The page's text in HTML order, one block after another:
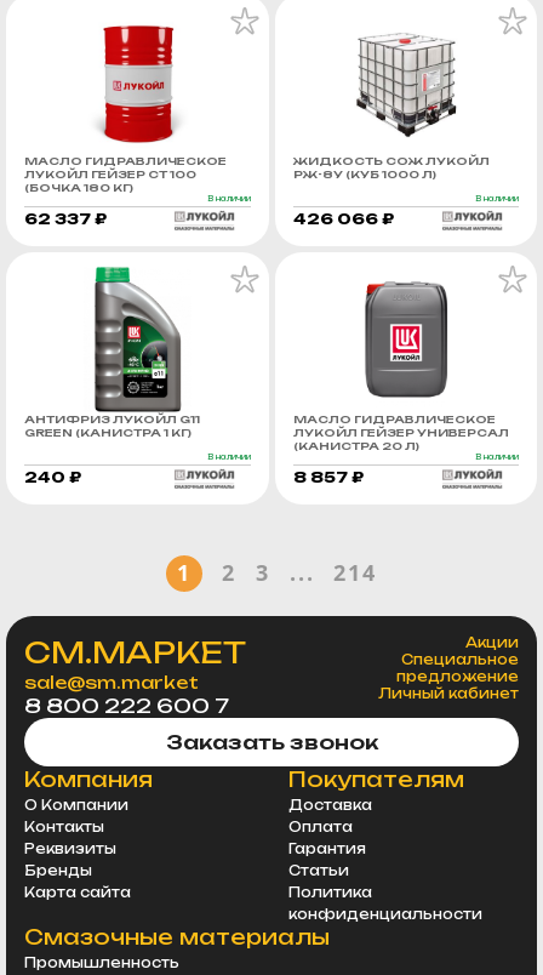
МАСЛО ГИДРАВЛИЧЕСКОЕ
ЛУКОЙЛ ГЕЙЗЕР СТ 100
(БОЧКА 180 КГ)
В наличии
62 337 ₽
ЖИДКОСТЬ СОЖ ЛУКОЙЛ
РЖ-8У (КУБ 1000 Л)
В наличии
426 066 ₽
АНТИФРИЗ ЛУКОЙЛ G11
GREEN (КАНИСТРА 1 КГ)
В наличии
240 ₽
МАСЛО ГИДРАВЛИЧЕСКОЕ
ЛУКОЙЛ ГЕЙЗЕР УНИВЕРСАЛ
(КАНИСТРА 20 Л)
В наличии
8 857 ₽
1 2 3 ... 214
СМ.МАРКЕТ
sale@sm.market
8 800 222 600 7
Акции
Специальное
предложение
Личный кабинет
Заказать звонок
Компания
О Компании
Контакты
Реквизиты
Бренды
Карта сайта
Покупателям
Доставка
Оплата
Гарантия
Статьи
Политика
конфиденциальности
Смазочные материалы
Промышленность